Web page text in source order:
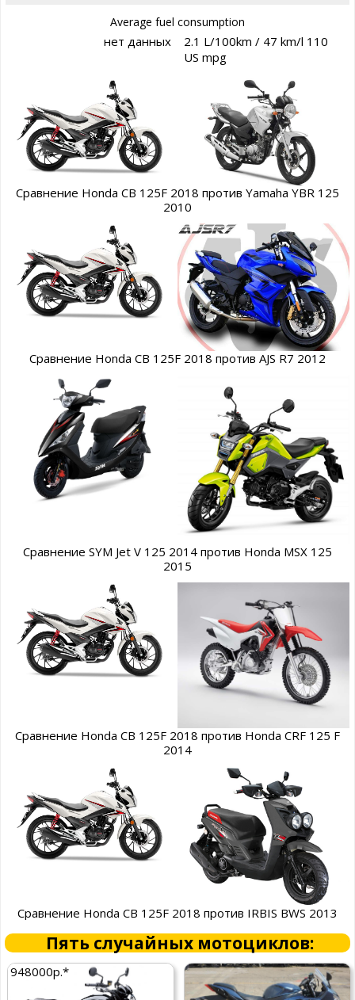
Average fuel consumption
нет данных
2.1 L/100km / 47 km/l 110
US mpg
Сравнение Honda CB 125F 2018 против Yamaha YBR 125
2010
Сравнение Honda CB 125F 2018 против AJS R7 2012
Сравнение SYM Jet V 125 2014 против Honda MSX 125
2015
Сравнение Honda CB 125F 2018 против Honda CRF 125 F
2014
Сравнение Honda CB 125F 2018 против IRBIS BWS 2013
Пять случайных мотоциклов:
948000р.*